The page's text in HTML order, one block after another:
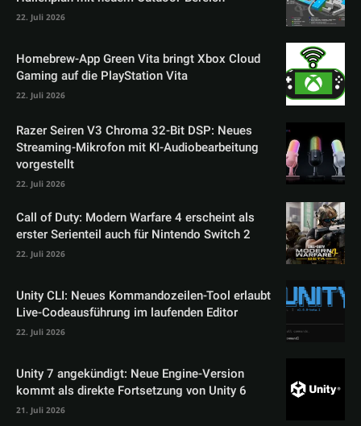
22. Juli 2026
Homebrew-App Green Vita bringt Xbox Cloud
Gaming auf die PlayStation Vita
22. Juli 2026
Razer Seiren V3 Chroma 32-Bit DSP: Neues
Streaming-Mikrofon mit KI-Audiobearbeitung
vorgestellt
22. Juli 2026
Call of Duty: Modern Warfare 4 erscheint als
erster Serienteil auch für Nintendo Switch 2
22. Juli 2026
Unity CLI: Neues Kommandozeilen-Tool erlaubt
Live-Codeausführung im laufenden Editor
22. Juli 2026
Unity 7 angekündigt: Neue Engine-Version
kommt als direkte Fortsetzung von Unity 6
21. Juli 2026